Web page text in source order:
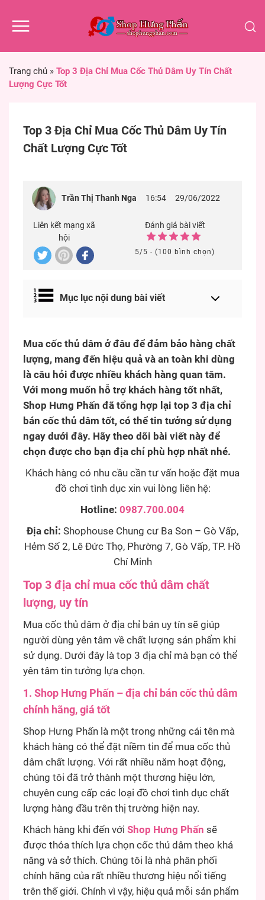
Trang chủ » Top 3 Địa Chỉ Mua Cốc Thủ Dâm Uy Tín Chất
Lượng Cực Tốt
Top 3 Địa Chỉ Mua Cốc Thủ Dâm Uy Tín
Chất Lượng Cực Tốt
Trần Thị Thanh Nga 16:54 29/06/2022
Liên kết mạng xã
hội
Đánh giá bài viết
5/5 - (100 bình chọn)
Mục lục nội dung bài viết
Mua cốc thủ dâm ở đâu để đảm bảo hàng chất
lượng, mang đến hiệu quả và an toàn khi dùng
là câu hỏi được nhiều khách hàng quan tâm.
Với mong muốn hỗ trợ khách hàng tốt nhất,
Shop Hưng Phấn đã tổng hợp lại top 3 địa chỉ
bán cốc thủ dâm tốt, có thể tin tưởng sử dụng
ngay dưới đây. Hãy theo dõi bài viết này để
chọn được cho bạn địa chỉ phù hợp nhất nhé.
Khách hàng có nhu cầu cần tư vấn hoặc đặt mua
đồ chơi tình dục xin vui lòng liên hệ:
Hotline: 0987.700.004
Địa chỉ: Shophouse Chung cư Ba Son – Gò Vấp,
Hẻm Số 2, Lê Đức Thọ, Phường 7, Gò Vấp, TP. Hồ
Chí Minh
Top 3 địa chỉ mua cốc thủ dâm chất
lượng, uy tín
Mua cốc thủ dâm ở địa chỉ bán uy tín sẽ giúp
người dùng yên tâm về chất lượng sản phẩm khi
sử dụng. Dưới đây là top 3 địa chỉ mà bạn có thể
yên tâm tin tưởng lựa chọn.
1. Shop Hưng Phấn – địa chỉ bán cốc thủ dâm
chính hãng, giá tốt
Shop Hưng Phấn là một trong những cái tên mà
khách hàng có thể đặt niềm tin để mua cốc thủ
dâm chất lượng. Với rất nhiều năm hoạt động,
chúng tôi đã trở thành một thương hiệu lớn,
chuyên cung cấp các loại đồ chơi tình dục chất
lượng hàng đầu trên thị trường hiện nay.
Khách hàng khi đến với Shop Hưng Phấn sẽ
được thỏa thích lựa chọn cốc thủ dâm theo khả
năng và sở thích. Chúng tôi là nhà phân phối
chính hãng của rất nhiều thương hiệu nổi tiếng
trên thế giới. Chính vì vậy, hiệu quả mỗi sản phẩm